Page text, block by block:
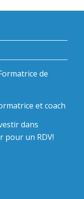
de
et coach
dans
pour un RDV!